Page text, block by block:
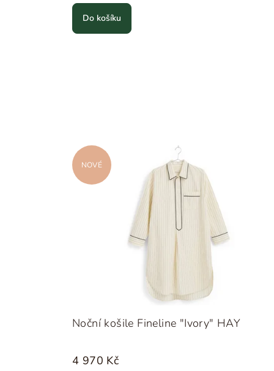
Do košíku
NOVÉ
Noční košile Fineline "Ivory" HAY
4 970 Kč